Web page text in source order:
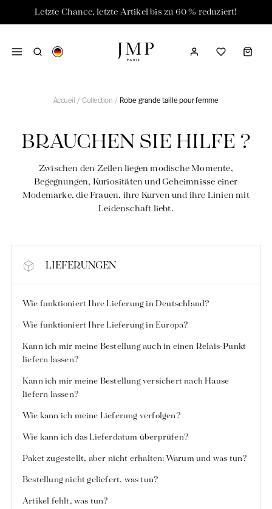
Letzte Chance, letzte Artikel bis zu 60 % reduziert!
NEUE KOLLEKTION
NOUVELLE COLLECTION
Vorbestellung
Kleider
Tuniken
Sets
Hemden
LAST CHANCE
JUSQU'À -60%
Kleider
Blusen
Tuniken
Hemden
Zubehör
DIE MARKE
DIE MARKE
Entsprechend den weiblichen Kurven
Accueil / Collection / Robe grande taille pour femme
BRAUCHEN SIE HILFE ?
Zwischen den Zeilen liegen modische Momente,
Begegnungen, Kuriositäten und Geheimnisse einer
Modemarke, die Frauen, ihre Kurven und ihre Linien mit
Leidenschaft liebt.
LIEFERUNGEN
Wie funktioniert Ihre Lieferung in Deutschland?
Wie funktioniert Ihre Lieferung in Europa?
Kann ich mir meine Bestellung auch in einen Relais-Punkt
liefern lassen?
Kann ich mir meine Bestellung versichert nach Hause
liefern lassen?
Wie kann ich meine Lieferung verfolgen?
Wie kann ich das Lieferdatum überprüfen?
Paket zugestellt, aber nicht erhalten: Warum und was tun?
Bestellung nicht geliefert, was tun?
Artikel fehlt, was tun?